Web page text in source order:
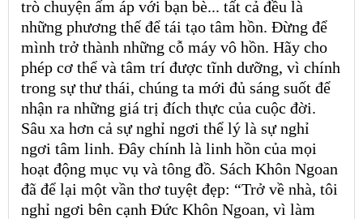
trò chuyện ấm áp với bạn bè... tất cả đều là
những phương thế để tái tạo tâm hồn. Đừng để
mình trở thành những cỗ máy vô hồn. Hãy cho
phép cơ thể và tâm trí được tĩnh dưỡng, vì chính
trong sự thư thái, chúng ta mới đủ sáng suốt để
nhận ra những giá trị đích thực của cuộc đời.
Sâu xa hơn cả sự nghỉ ngơi thể lý là sự nghỉ
ngơi tâm linh. Đây chính là linh hồn của mọi
hoạt động mục vụ và tông đồ. Sách Khôn Ngoan
đã để lại một vần thơ tuyệt đẹp: “Trở về nhà, tôi
nghỉ ngơi bên cạnh Đức Khôn Ngoan, vì làm